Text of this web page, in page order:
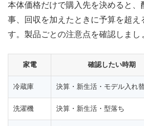
本体価格だけで購入先を決めると、
事、回収を加えたときに予算を超え
す。製品ごとの注意点を確認しまし
家電 確認したい時期
冷蔵庫 決算・新生活・モデル入れ
洗濯機 決算・新生活・型落ち